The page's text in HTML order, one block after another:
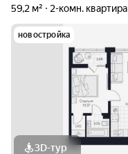
59,2 м² 2-комн. квартира
новостройка
3D-тур